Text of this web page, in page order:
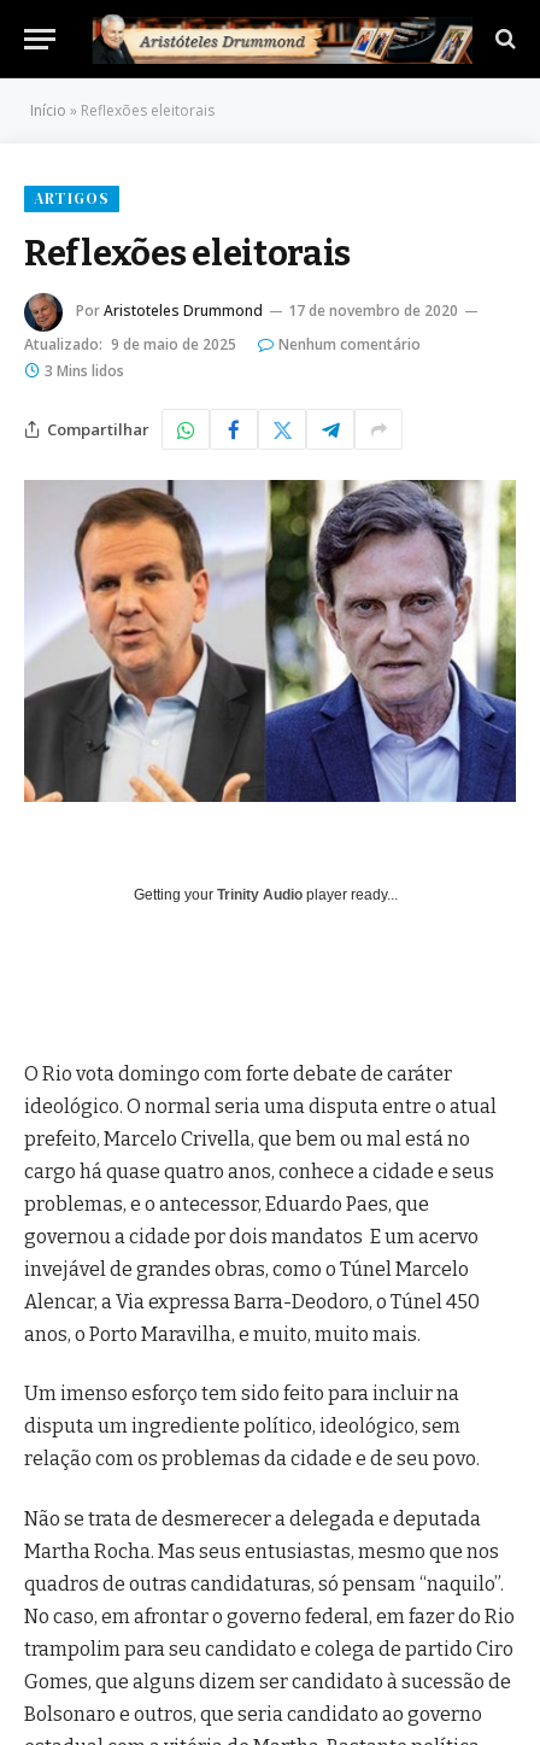
Início » Reflexões eleitorais
ARTIGOS
Reflexões eleitorais
PorAristoteles Drummond
17 de novembro de 2020
Atualizado: 9 de maio de 2025
Nenhum comentário
3 Mins lidos
Compartilhar
Getting your Trinity Audio player ready...
O Rio vota domingo com forte debate de caráter
ideológico. O normal seria uma disputa entre o atual
prefeito, Marcelo Crivella, que bem ou mal está no
cargo há quase quatro anos, conhece a cidade e seus
problemas, e o antecessor, Eduardo Paes, que
governou a cidade por dois mandatos E um acervo
invejável de grandes obras, como o Túnel Marcelo
Alencar, a Via expressa Barra-Deodoro, o Túnel 450
anos, o Porto Maravilha, e muito, muito mais.
Um imenso esforço tem sido feito para incluir na
disputa um ingrediente político, ideológico, sem
relação com os problemas da cidade e de seu povo.
Não se trata de desmerecer a delegada e deputada
Martha Rocha. Mas seus entusiastas, mesmo que nos
quadros de outras candidaturas, só pensam “naquilo”.
No caso, em afrontar o governo federal, em fazer do Rio
trampolim para seu candidato e colega de partido Ciro
Gomes, que alguns dizem ser candidato à sucessão de
Bolsonaro e outros, que seria candidato ao governo